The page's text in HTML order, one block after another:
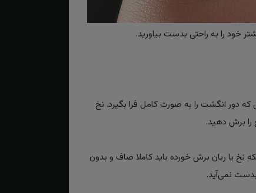
خود را به راحتی بدست بیاورید.
که دور انگشت را به صورت کامل فرا بگیرد. نخ
را برش دهید.
یا ربان برش خورده باید کاملا صاف و بدون
نمی‌آید.